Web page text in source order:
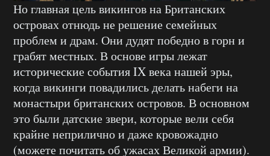
Но главная цель викингов на Британских
островах отнюдь не решение семейных
проблем и драм. Они дудят победно в горн и
грабят местных. В основе игры лежат
исторические события IX века нашей эры,
когда викинги повадились делать набеги на
монастыри британских островов. В основном
это были датские звери, которые вели себя
крайне неприлично и даже кровожадно
(можете почитать об ужасах Великой армии).